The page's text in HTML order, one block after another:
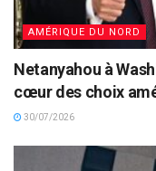
AMÉRIQUE DU NORD
Netanyahou à
cœur des choix
30/07/2026